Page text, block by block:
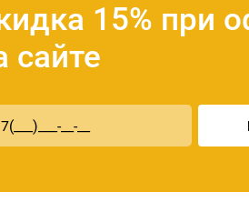
15% при
сайте